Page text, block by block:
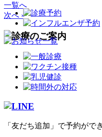
一覧へ
次へ »
「友だち追加」で予約がで